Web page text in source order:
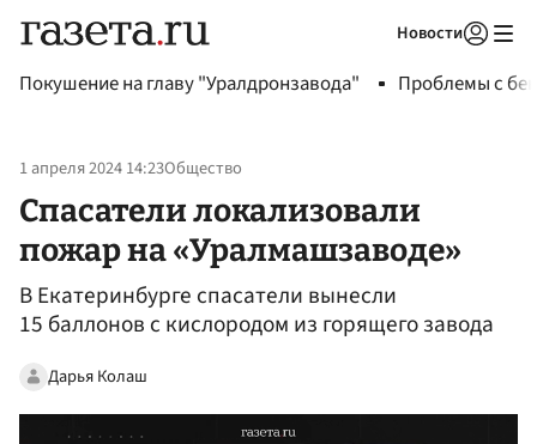
Новости
Покушение на главу "Уралдронзавода" Проблемы с
1 апреля 2024 14:23Общество
Спасатели локализовали
пожар на «Уралмашзаводе»
В Екатеринбурге спасатели вынесли
15 баллонов с кислородом из горящего завода
Дарья Колаш